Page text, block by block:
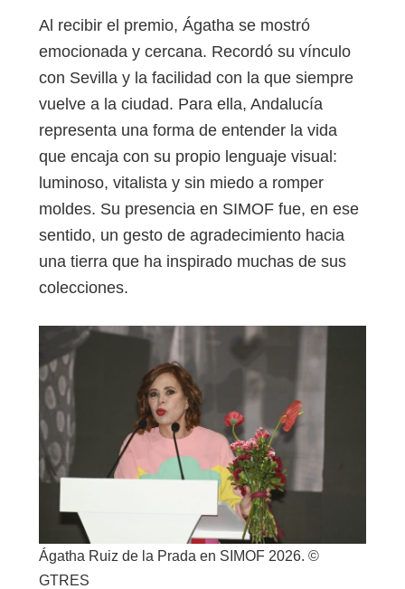
Al recibir el premio, Ágatha se mostró
emocionada y cercana. Recordó su vínculo
con Sevilla y la facilidad con la que siempre
vuelve a la ciudad. Para ella, Andalucía
representa una forma de entender la vida
que encaja con su propio lenguaje visual:
luminoso, vitalista y sin miedo a romper
moldes. Su presencia en SIMOF fue, en ese
sentido, un gesto de agradecimiento hacia
una tierra que ha inspirado muchas de sus
colecciones.
Ágatha Ruiz de la Prada en SIMOF 2026. ©
GTRES